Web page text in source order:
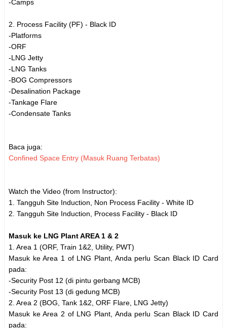
-Camps
2. Process Facility (PF) - Black ID
-Platforms
-ORF
-LNG Jetty
-LNG Tanks
-BOG Compressors
-Desalination Package
-Tankage Flare
-Condensate Tanks
Baca juga:
Confined Space Entry (Masuk Ruang Terbatas)
Watch the Video (from Instructor):
1. Tangguh Site Induction, Non Process Facility - White ID
2. Tangguh Site Induction, Process Facility - Black ID
Masuk ke LNG Plant AREA 1 & 2
1. Area 1 (ORF, Train 1&2, Utility, PWT)
Masuk ke Area 1 of LNG Plant, Anda perlu Scan Black ID Card
pada:
-Security Post 12 (di pintu gerbang MCB)
-Security Post 13 (di gedung MCB)
2. Area 2 (BOG, Tank 1&2, ORF Flare, LNG Jetty)
Masuk ke Area 2 of LNG Plant, Anda perlu Scan Black ID Card
pada: